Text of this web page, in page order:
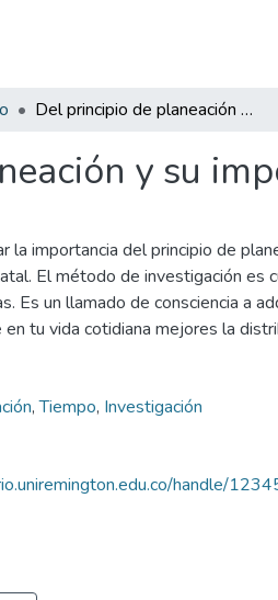
Del principio de planeación y su importancia
y su
la importancia del principio de
El método de investigación es
Es un llamado de consciencia a
en tu vida cotidiana mejores la
,Tiempo, Investigación
handle/